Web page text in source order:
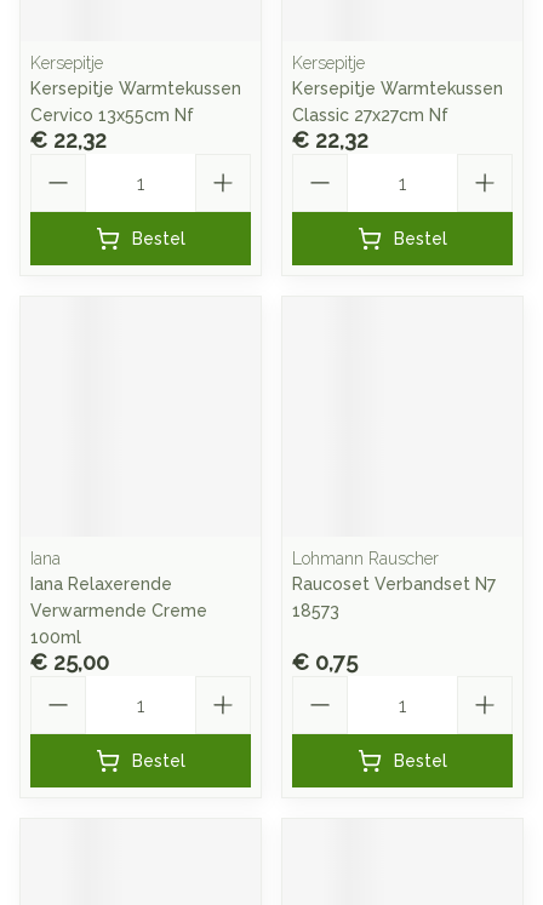
Kersepitje
Kersepitje Warmtekussen
Cervico 13x55cm Nf
€ 22,32
Bestel
Kersepitje
Kersepitje Warmtekussen
Classic 27x27cm Nf
€ 22,32
Bestel
Iana
Iana Relaxerende
Verwarmende Creme
100ml
€ 25,00
Bestel
Lohmann Rauscher
Raucoset Verbandset N7
18573
€ 0,75
Bestel